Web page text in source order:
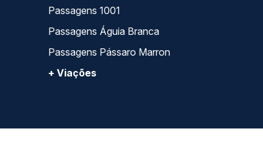
Passagens 1001
Passagens Águia Branca
Passagens Pássaro Marron
+ Viações